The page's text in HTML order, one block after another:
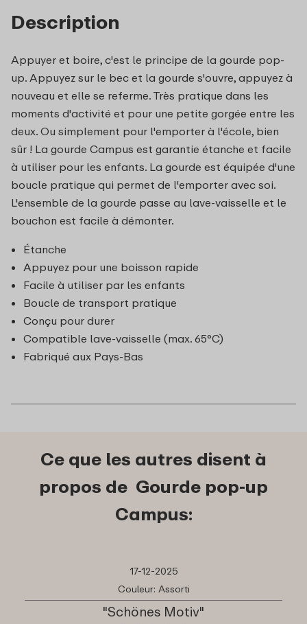
Description
Appuyer et boire, c'est le principe de la gourde pop-
up. Appuyez sur le bec et la gourde s'ouvre, appuyez à
nouveau et elle se referme. Très pratique dans les
moments d'activité et pour une petite gorgée entre les
deux. Ou simplement pour l'emporter à l'école, bien
sûr ! La gourde Campus est garantie étanche et facile
à utiliser pour les enfants. La gourde est équipée d'une
boucle pratique qui permet de l'emporter avec soi.
L'ensemble de la gourde passe au lave-vaisselle et le
bouchon est facile à démonter.
Étanche
Appuyez pour une boisson rapide
Facile à utiliser par les enfants
Boucle de transport pratique
Conçu pour durer
Compatible lave-vaisselle (max. 65°C)
Fabriqué aux Pays-Bas
Ce que les autres disent à
propos de Gourde pop-up
Campus:
17-12-2025
Couleur: Assorti
"Schönes Motiv"